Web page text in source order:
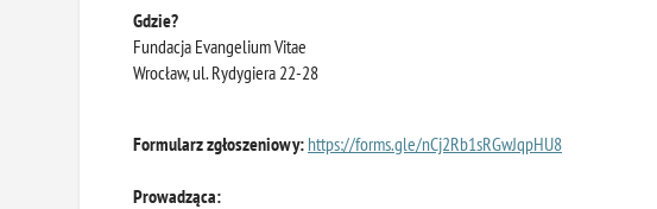
Gdzie?
Fundacja Evangelium Vitae
Wrocław, ul. Rydygiera 22-28
Formularz zgłoszeniowy: https://forms.gle/nCj2Rb1sRGwJqpHU8
Prowadząca: